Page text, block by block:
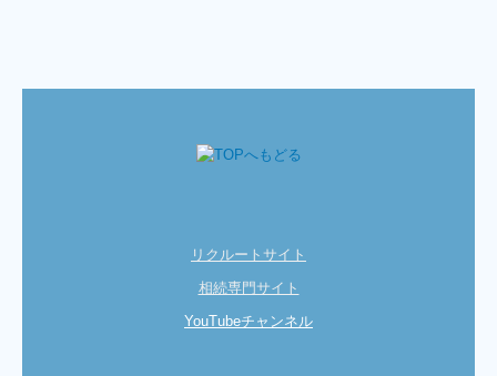
リクルートサイト
相続専門サイト
YouTubeチャンネル